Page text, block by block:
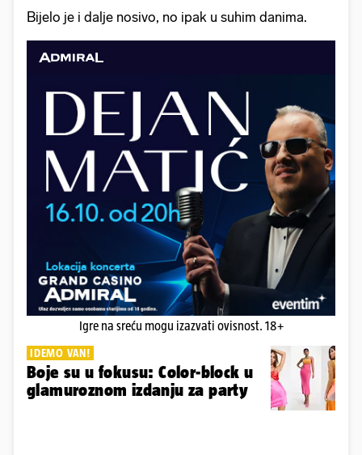
Bijelo je i dalje nosivo, no ipak u suhim danima.
Igre na sreću mogu izazvati ovisnost. 18+
IDEMO VAN!
Boje su u fokusu: Color-block u
glamuroznom izdanju za party